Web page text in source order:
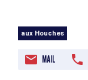
aux Houches
MAIL